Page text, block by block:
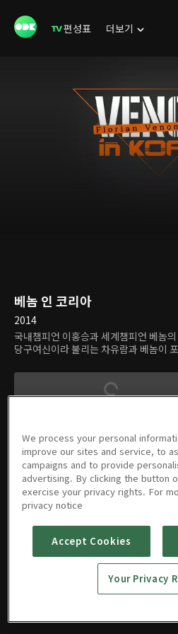
편성표 더보기
베놈 인 코리아
2014
국내챔피언 이홍승과 세계챔피언 베놈
당구여신이라 불리는 차유람과 베놈이
에피소드
03회
05/05/2017 • 40분
We process your personal
improve our sites and service, to
campaigns and to provide
advertising. By clicking the button
exercise your privacy rights. For
privacy notice
Accept Cookies
Your Privacy